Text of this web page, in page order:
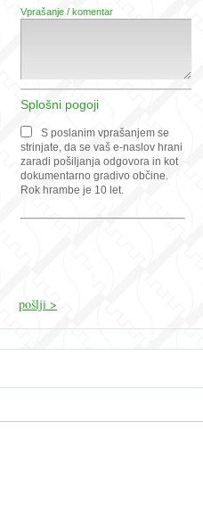
Vprašanje / komentar
Splošni pogoji
S poslanim vprašanjem se
strinjate, da se vaš e-naslov hrani
zaradi pošiljanja odgovora in kot
dokumentarno gradivo občine.
Rok hrambe je 10 let.